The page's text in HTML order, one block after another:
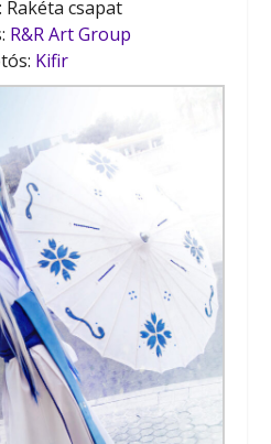
Rakéta csapat
R&R Art Group
Kifir